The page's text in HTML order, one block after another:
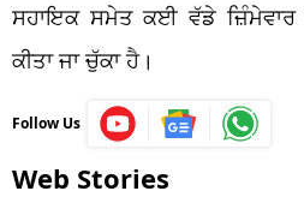
ਸਹਾਇਕ ਸਮੇਤ ਕਈ ਵੱਡੇ ਜ਼ਿੰਮੇਵਾਰ
ਕੀਤਾ ਜਾ ਚੁੱਕਾ ਹੈ।
Follow Us
Web Stories